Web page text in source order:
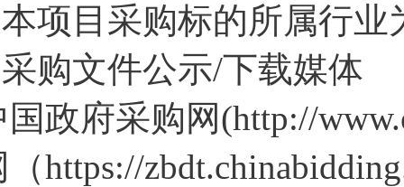
项目采购标的所属行业
购文件公示/下载媒体
国政府采购网(http://
（https://